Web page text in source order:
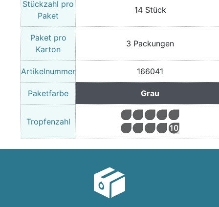
Stückzahl pro
Paket
14 Stück
Paket pro
Karton
3 Packungen
Artikelnummer 166041
Paketfarbe Grau
Tropfenzahl